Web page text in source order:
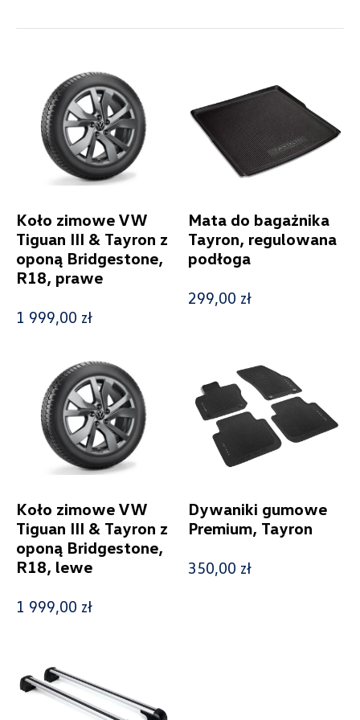
Status
Nowość
Promocja
Pokaż tylko dostępne
Filtruj
Koło zimowe VW
Tiguan III & Tayron z
oponą Bridgestone,
R18, prawe
1 999,00 zł
Mata do bagażnika
Tayron, regulowana
podłoga
299,00 zł
Koło zimowe VW
Tiguan III & Tayron z
oponą Bridgestone,
R18, lewe
1 999,00 zł
Dywaniki gumowe
Premium, Tayron
350,00 zł